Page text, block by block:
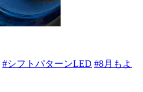
#シフトパターンLED #8月もよ